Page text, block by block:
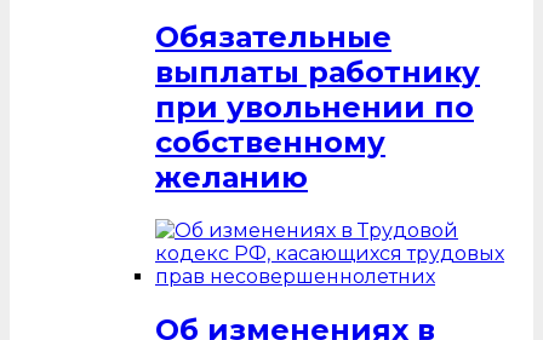
Обязательные
выплаты работнику
при увольнении по
собственному
желанию
Об изменениях в